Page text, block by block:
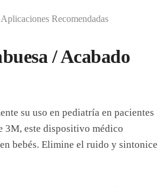
Aplicaciones Recomendadas
/ Acabado
su uso en pediatría en pacientes
3M, este dispositivo médico
bebés. Elimine el ruido y sintonice